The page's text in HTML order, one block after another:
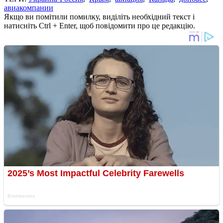
авиакомпании
Якщо ви помітили помилку, виділіть необхідний текст і
натисніть Ctrl + Enter, щоб повідомити про це редакцію.